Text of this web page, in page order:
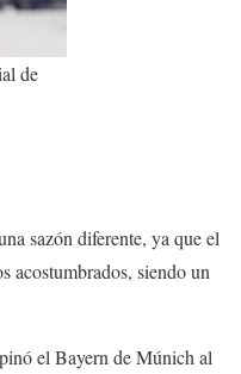
de
sazón diferente, ya que el
acostumbrados, siendo un
el Bayern de Múnich al